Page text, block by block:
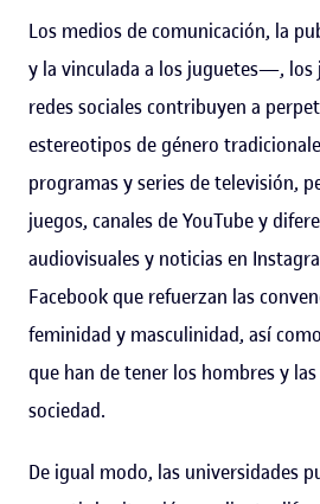
Los medios de comunicación, la
y la vinculada a los juguetes—, los
redes sociales contribuyen a
estereotipos de género
programas y series de televisión,
juegos, canales de YouTube y
audiovisuales y noticias en
Facebook que refuerzan las
feminidad y masculinidad, así
que han de tener los hombres y
sociedad.
De igual modo, las universidades